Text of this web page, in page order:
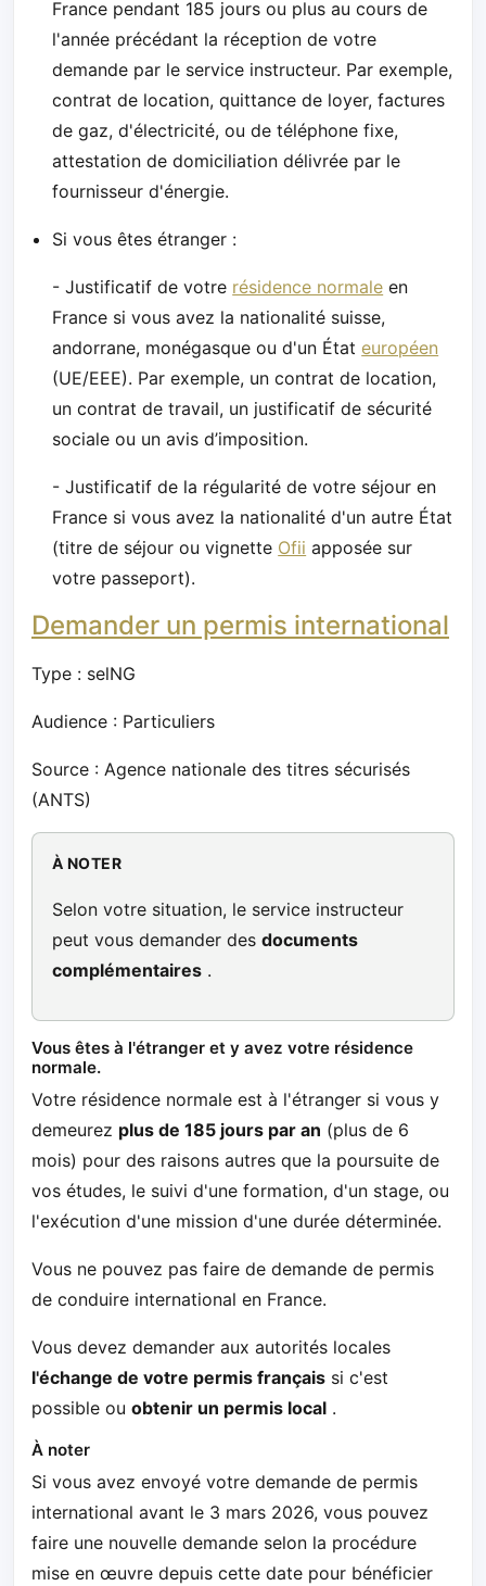
France pendant 185 jours ou plus au cours de
l'année précédant la réception de votre
demande par le service instructeur. Par exemple,
contrat de location, quittance de loyer, factures
de gaz, d'électricité, ou de téléphone fixe,
attestation de domiciliation délivrée par le
fournisseur d'énergie.
Si vous êtes étranger :
- Justificatif de votre résidence normale en
France si vous avez la nationalité suisse,
andorrane, monégasque ou d'un Étateuropéen
(UE/EEE). Par exemple, un contrat de location,
un contrat de travail, un justificatif de sécurité
sociale ou un avis d’imposition.
- Justificatif de la régularité de votre séjour en
France si vous avez la nationalité d'un autre État
(titre de séjour ou vignette Ofii apposée sur
votre passeport).
Demander un permis international
Type : selNG
Audience : Particuliers
Source : Agence nationale des titres sécurisés
(ANTS)
À NOTER
Selon votre situation, le service instructeur
peut vous demander des documents
complémentaires.
Vous êtes à l'étranger et y avez votre résidence
normale.
Votre résidence normale est à l'étranger si vous y
demeurez plus de 185 jours par an (plus de 6
mois) pour des raisons autres que la poursuite de
vos études, le suivi d'une formation, d'un stage, ou
l'exécution d'une mission d'une durée déterminée.
Vous ne pouvez pas faire de demande de permis
de conduire international en France.
Vous devez demander aux autorités locales
l'échange de votre permis français si c'est
possible ou obtenir un permis local .
À noter
Si vous avez envoyé votre demande de permis
international avant le 3 mars 2026, vous pouvez
faire une nouvelle demande selon la procédure
mise en œuvre depuis cette date pour bénéficier